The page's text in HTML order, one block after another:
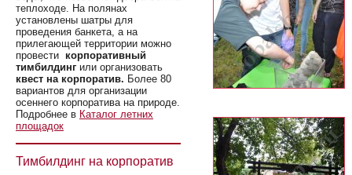
теплоходе. На полянах
установлены шатры для
проведения банкета, а на
прилегающей территории можно
провести корпоративный
тимбилдинг или организовать
квест на корпоратив. Более 80
вариантов для организации
осеннего корпоратива на природе.
Подробнее в Каталог летних
площадок
Тимбилдинг на корпоратив